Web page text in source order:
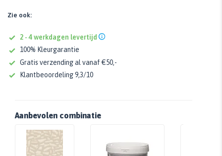
Zie ook:
2 - 4 werkdagen levertijd
100% Kleurgarantie
Gratis verzending al vanaf €50,-
Klantbeoordeling 9,3/10
Aanbevolen combinatie